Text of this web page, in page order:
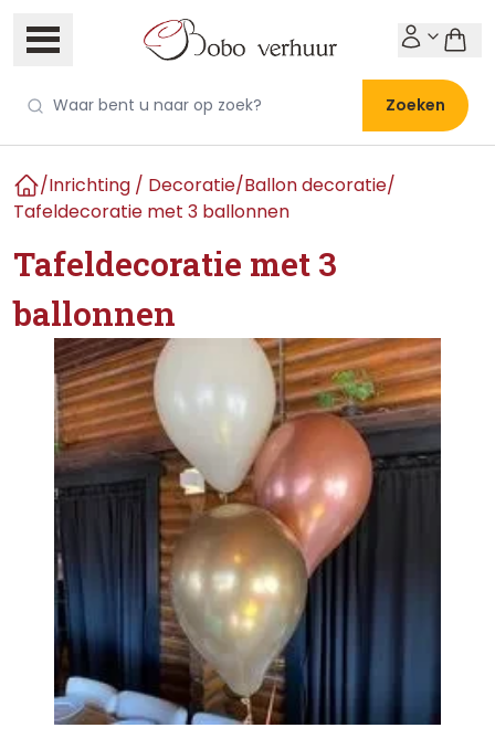
Zoeken
Home
/Inrichting / Decoratie/Ballon decoratie/
Tafeldecoratie met 3 ballonnen
Tafeldecoratie met 3
ballonnen